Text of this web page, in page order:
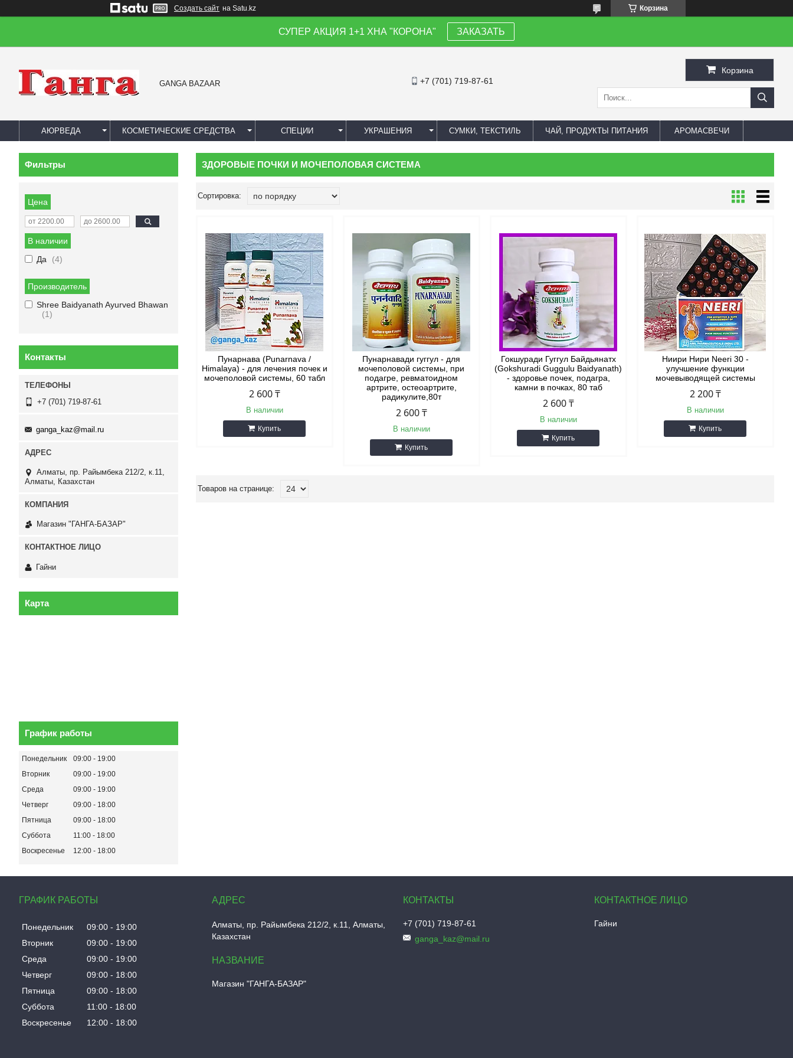
Создать сайт на Satu.kz Корзина
СУПЕР АКЦИЯ 1+1 ХНА "КОРОНА" ЗАКАЗАТЬ
GANGA BAZAAR +7 (701) 719-87-61
Корзина
АЮРВЕДА КОСМЕТИЧЕСКИЕ СРЕДСТВА СПЕЦИИ УКРАШЕНИЯ СУМКИ, ТЕКСТИЛЬ ЧАЙ, ПРОДУКТЫ ПИТАНИЯ АРОМАСВЕЧИ
ЗДОРОВЫЕ ПОЧКИ И МОЧЕПОЛОВАЯ СИСТЕМА
Пунарнава (Punarnava /
Himalaya) - для лечения почек и
мочеполовой системы, 60 табл
2 600 ₸
В наличии
Купить
Пунарнавади гуггул - для
мочеполовой системы, при
подагре, ревматоидном
артрите, остеоартрите,
радикулите,80т
2 600 ₸
В наличии
Купить
Гокшуради Гуггул Байдьянатх
(Gokshuradi Guggulu Baidyanath)
- здоровье почек, подагра,
камни в почках, 80 таб
2 600 ₸
В наличии
Купить
Ниири Нири Neeri 30 -
улучшение функции
мочевыводящей системы
2 200 ₸
В наличии
Купить
Фильтры
Цена
В наличии
Да
4
Производитель
Shree Baidyanath Ayurved Bhawan
1
Контакты
+7 (701) 719-87-61
ganga_kaz@mail.ru
Алматы, пр. Райымбека 212/2, к.11,
Алматы, Казахстан
Магазин "ГАНГА-БАЗАР"
Гайни
Карта
График работы
Понедельник 09:00
19:00
Вторник
09:00
19:00
Среда
09:00
19:00
Четверг
09:00
18:00
Пятница
09:00
18:00
Суббота
11:00
18:00
Воскресенье
12:00 18:00
ГРАФИК РАБОТЫ
Понедельник 09:00
19:00
Вторник
09:00
19:00
Среда
09:00
19:00
Четверг
09:00
18:00
Пятница
09:00
18:00
Суббота
11:00
18:00
Воскресенье
12:00 18:00
Алматы, пр. Райымбека 212/2, к.11, Алматы,
Казахстан
Магазин "ГАНГА-БАЗАР"
+7 (701) 719-87-61
ganga_kaz@mail.ru
Гайни